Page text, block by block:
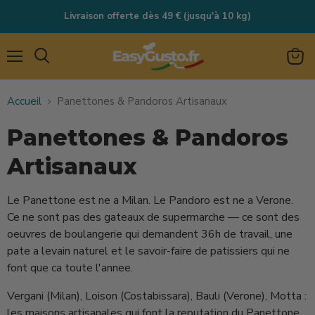
Livraison offerte dès 49 € (jusqu'à 10 kg)
Accueil Panettones & Pandoros Artisanaux
Panettones & Pandoros
Artisanaux
Le Panettone est ne a Milan. Le Pandoro est ne a Verone.
Ce ne sont pas des gateaux de supermarche — ce sont des
oeuvres de boulangerie qui demandent 36h de travail, une
pate a levain naturel et le savoir-faire de patissiers qui ne
font que ca toute l'annee.
Vergani (Milan), Loison (Costabissara), Bauli (Verone), Motta :